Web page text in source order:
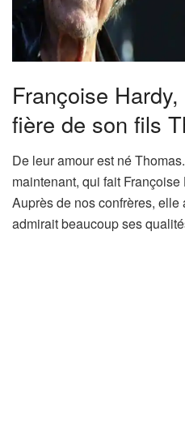
Françoise
fière de son fils
De leur amour est né
maintenant, qui fait Françoise
Auprès de nos confrères, elle
admirait beaucoup ses